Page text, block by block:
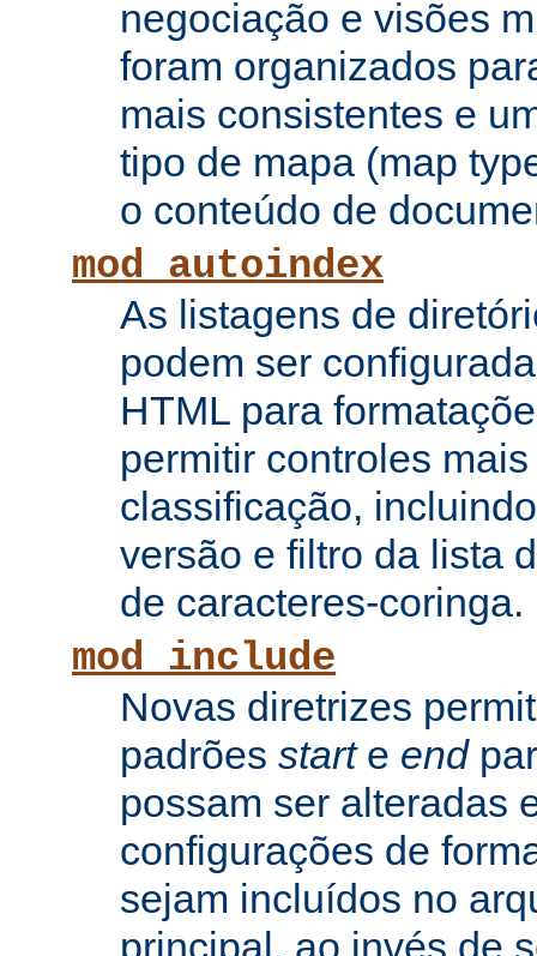
negociação e visões
foram organizados
mais consistentes e
tipo de mapa (map
o conteúdo de
mod_autoindex
As listagens de
podem ser
HTML para
permitir controles
classificação,
versão e filtro da lista
de caracteres-coringa.
mod_include
Novas diretrizes
padrões starte end
possam ser alteradas
configurações de
sejam incluídos no
principal, ao invés de